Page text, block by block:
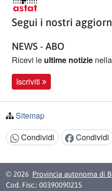
Segui i nostri
NEWS - ABO
Ricevi le ultime notizie
Iscriviti
Sitemap
Condividi:
Condividi Condividi
© 2026 Provincia autonoma di
Cod. Fisc.: 00390090215